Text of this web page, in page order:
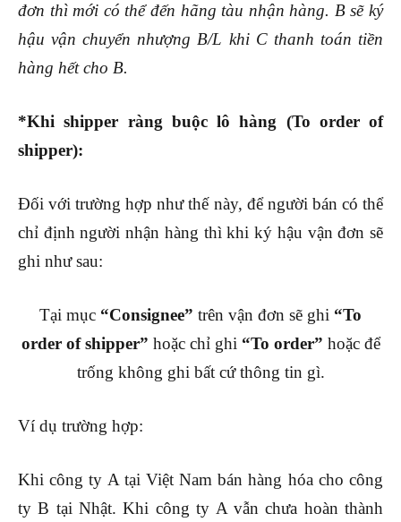
đơn thì mới có thể đến hãng tàu nhận hàng. B sẽ ký
hậu vận chuyển nhượng B/L khi C thanh toán tiền
hàng hết cho B.
*Khi shipper ràng buộc lô hàng (To order of
shipper):
Đối với trường hợp như thế này, để người bán có thể
chỉ định người nhận hàng thì khi ký hậu vận đơn sẽ
ghi như sau:
Tại mục “Consignee” trên vận đơn sẽ ghi “To
order of shipper” hoặc chỉ ghi “To order” hoặc để
trống không ghi bất cứ thông tin gì.
Ví dụ trường hợp:
Khi công ty A tại Việt Nam bán hàng hóa cho công
ty B tại Nhật. Khi công ty A vẫn chưa hoàn thành